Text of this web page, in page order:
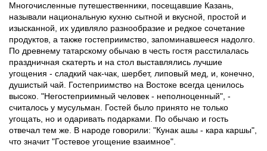
Многочисленные путешественники, посещавшие Казань,
называли национальную кухню сытной и вкусной, простой и
изысканной, их удивляло разнообразие и редкое сочетание
продуктов, а также гостеприимство, запоминавшееся надолго.
По древнему татарскому обычаю в честь гостя расстилалась
праздничная скатерть и на стол выставлялись лучшие
угощения - сладкий чак-чак, шербет, липовый мед, и, конечно,
душистый чай. Гостеприимство на Востоке всегда ценилось
высоко. "Негостеприимный человек - неполноценный", -
считалось у мусульман. Гостей было принято не только
угощать, но и одаривать подарками. По обычаю и гость
отвечал тем же. В народе говорили: "Кунак ашы - кара каршы",
что значит "Гостевое угощение взаимное".